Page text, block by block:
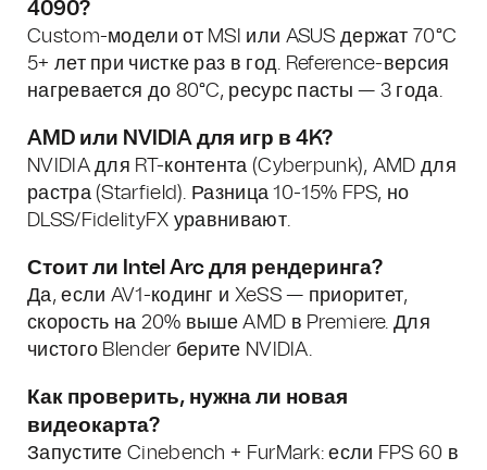
4090?
Custom-модели от MSI или ASUS держат 70°C
5+ лет при чистке раз в год. Reference-версия
нагревается до 80°C, ресурс пасты — 3 года.
AMD или NVIDIA для игр в 4K?
NVIDIA для RT-контента (Cyberpunk), AMD для
растра (Starfield). Разница 10-15% FPS, но
DLSS/FidelityFX уравнивают.
Стоит ли Intel Arc для рендеринга?
Да, если AV1-кодинг и XeSS — приоритет,
скорость на 20% выше AMD в Premiere. Для
чистого Blender берите NVIDIA.
Как проверить, нужна ли новая
видеокарта?
Запустите Cinebench + FurMark: если FPS 60 в